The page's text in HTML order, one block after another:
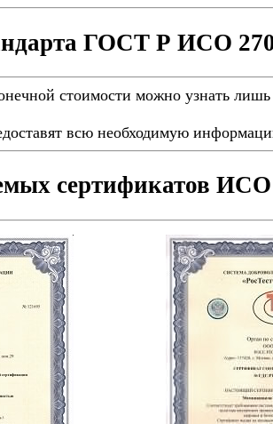
ГОСТ Р ИСО
стоимости можно узнать
всю необходимую
сертификатов ИСО